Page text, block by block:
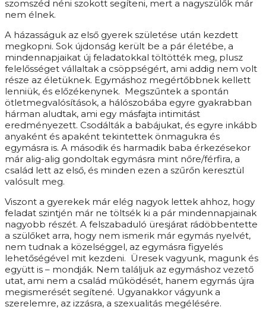
szomszéd néni szokott segíteni, mert a nagyszülők már
nem élnek.
A házasságuk az első gyerek születése után kezdett
megkopni. Sok újdonság került be a pár életébe, a
mindennapjaikat új feladatokkal töltötték meg, plusz
felelősséget vállaltak a csöppségért, ami addig nem volt
része az életüknek. Egymáshoz megértőbbnek kellett
lenniük, és előzékenynek. Megszűntek a spontán
ötletmegvalósítások, a hálószobába egyre gyakrabban
hárman aludtak, ami egy másfajta intimitást
eredményezett. Csodálták a babájukat, és egyre inkább
anyaként és apaként tekintettek önmagukra és
egymásra is. A második és harmadik baba érkezésekor
már alig-alig gondoltak egymásra mint nőre/férfira, a
család lett az első, és minden ezen a szűrőn keresztül
valósult meg.
Viszont a gyerekek már elég nagyok lettek ahhoz, hogy
feladat szintjén már ne töltsék ki a pár mindennapjainak
nagyobb részét. A felszabaduló üresjárat rádöbbentette
a szülőket arra, hogy nem ismerik már egymás nyelvét,
nem tudnak a közelséggel, az egymásra figyelés
lehetőségével mit kezdeni. Üresek vagyunk, magunk és
együtt is – mondják. Nem találjuk az egymáshoz vezető
utat, ami nem a család működését, hanem egymás újra
megismerését segítené. Ugyanakkor vágyunk a
szerelemre, az izzásra, a szexualitás megélésére.